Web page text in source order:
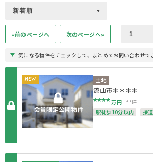
«前のページへ 次のページへ»
気になる物件をチェックして、まとめてお問い合わせで
NEW 土地
流山市＊＊＊＊
****万円 **坪
駅徒歩10分以内
接